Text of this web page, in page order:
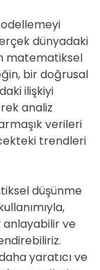
dünyadaki
matematiksel
bir doğrusal
ilişkiyi
analiz
verileri
trendleri
düşünme
ve
yaratıcı ve